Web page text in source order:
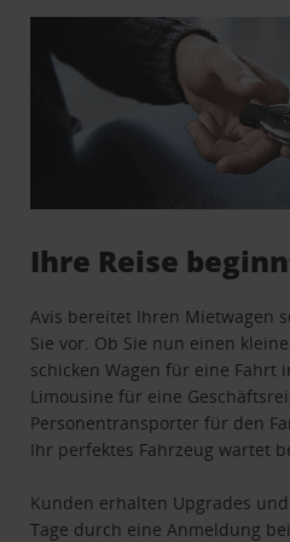
Ihre Reise
Avis bereitet Ihren Mietwagen
Sie vor. Ob Sie nun einen
schicken Wagen für eine Fahrt
Limousine für eine
Personentransporter für den
Ihr perfektes Fahrzeug wartet
Kunden erhalten Upgrades
Tage durch eine Anmeldung